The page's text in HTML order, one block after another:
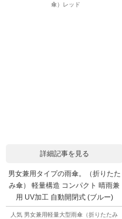
傘）レッド
詳細記事を見る
男女兼用タイプの雨傘。（折りたた
み傘） 軽量構造 コンパクト 晴雨兼
用 UV加工 自動開閉式 (ブルー)
人気 男女兼用軽量大型雨傘（折りたたみ